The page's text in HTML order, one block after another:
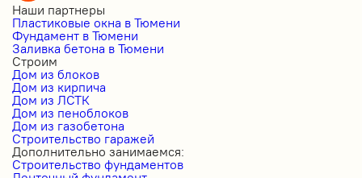
Наши партнеры
Пластиковые окна в Тюмени
Фундамент в Тюмени
Заливка бетона в Тюмени
Строим
Дом из блоков
Дом из кирпича
Дом из ЛСТК
Дом из пеноблоков
Дом из газобетона
Строительство гаражей
Дополнительно занимаемся:
Строительство фундаментов